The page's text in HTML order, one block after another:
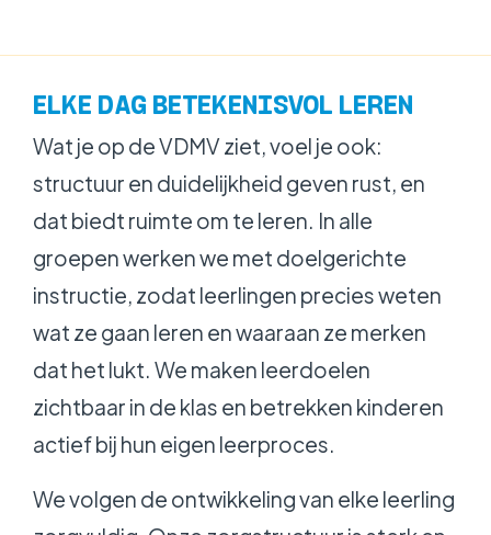
ELKE DAG BETEKENISVOL LEREN
Wat je op de VDMV ziet, voel je ook:
structuur en duidelijkheid geven rust, en
dat biedt ruimte om te leren. In alle
groepen werken we met doelgerichte
instructie, zodat leerlingen precies weten
wat ze gaan leren en waaraan ze merken
dat het lukt. We maken leerdoelen
zichtbaar in de klas en betrekken kinderen
actief bij hun eigen leerproces.
We volgen de ontwikkeling van elke leerling